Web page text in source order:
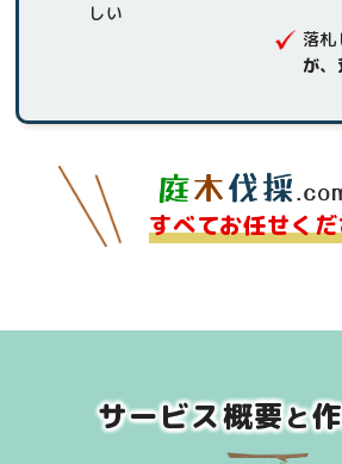
しい
落
が
すべてお任せく
サービス概要と